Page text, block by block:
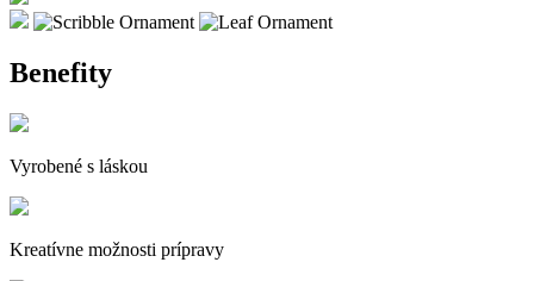
Benefity
Vyrobené s láskou
Kreatívne možnosti prípravy